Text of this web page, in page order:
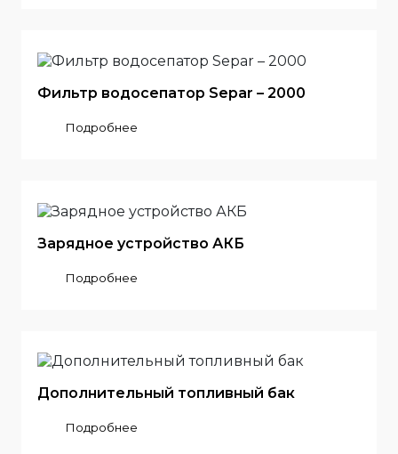
Фильтр водосепатор Separ – 2000
Подробнее
Зарядное устройство АКБ
Подробнее
Дополнительный топливный бак
Подробнее